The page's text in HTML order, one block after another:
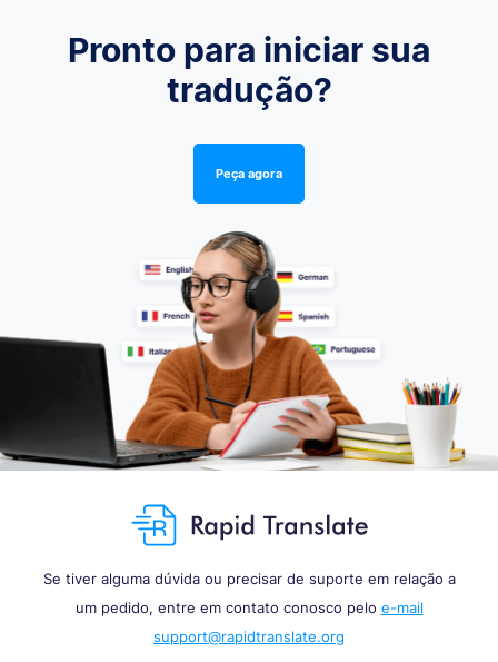
Pronto para iniciar sua
tradução?
Peça agora
Se tiver alguma dúvida ou precisar de suporte em relação a
um pedido, entre em contato conosco pelo e-mail
support@rapidtranslate.org